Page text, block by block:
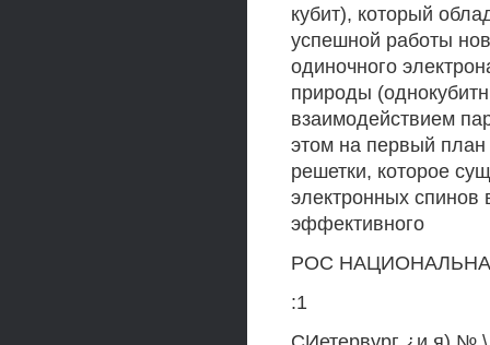
кубит), который
успешной работы
одиночного
природы
взаимодействием
этом на первый план
решетки, которое
электронных спинов
эффективного
РОС
:1